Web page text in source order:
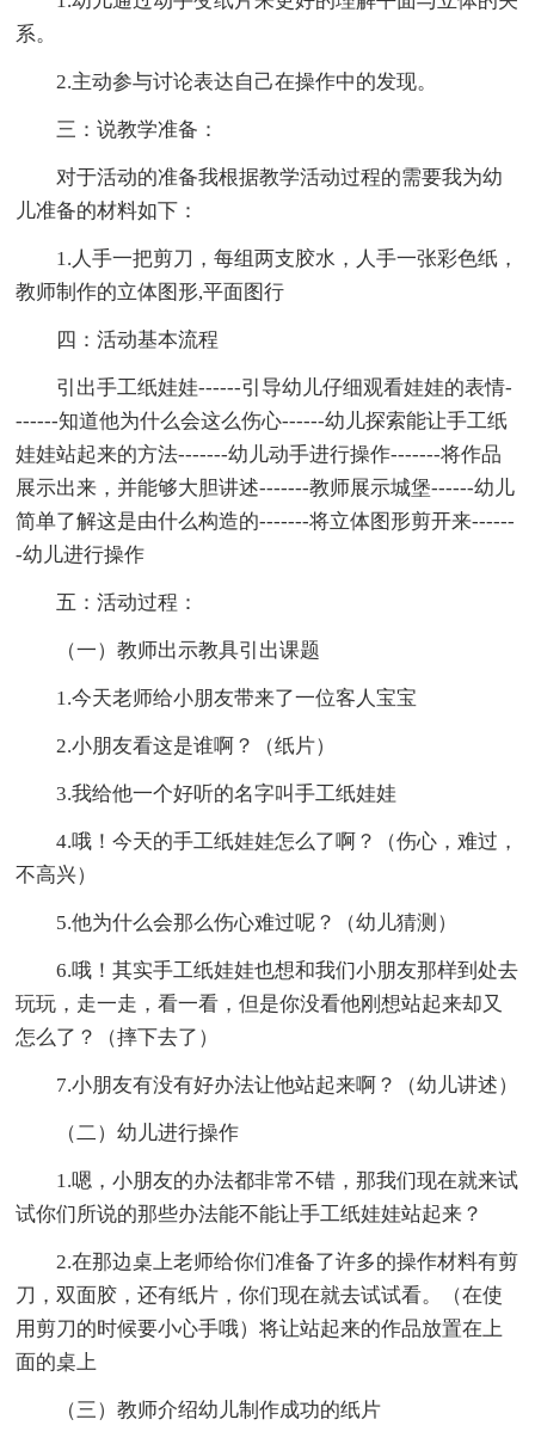
系。
2.主动参与讨论表达自己在操作中的发现。
三：说教学准备：
对于活动的准备我根据教学活动过程的需要我为幼
儿准备的材料如下：
1.人手一把剪刀，每组两支胶水，人手一张彩色纸，
教师制作的立体图形,平面图行
四：活动基本流程
引出手工纸娃娃------引导幼儿仔细观看娃娃的表情-
------知道他为什么会这么伤心------幼儿探索能让手工纸
娃娃站起来的方法-------幼儿动手进行操作-------将作品
展示出来，并能够大胆讲述-------教师展示城堡------幼儿
简单了解这是由什么构造的-------将立体图形剪开来------
-幼儿进行操作
五：活动过程：
（一）教师出示教具引出课题
1.今天老师给小朋友带来了一位客人宝宝
2.小朋友看这是谁啊？（纸片）
3.我给他一个好听的名字叫手工纸娃娃
4.哦！今天的手工纸娃娃怎么了啊？（伤心，难过，
不高兴）
5.他为什么会那么伤心难过呢？（幼儿猜测）
6.哦！其实手工纸娃娃也想和我们小朋友那样到处去
玩玩，走一走，看一看，但是你没看他刚想站起来却又
怎么了？（摔下去了）
7.小朋友有没有好办法让他站起来啊？（幼儿讲述）
（二）幼儿进行操作
1.嗯，小朋友的办法都非常不错，那我们现在就来试
试你们所说的那些办法能不能让手工纸娃娃站起来？
2.在那边桌上老师给你们准备了许多的操作材料有剪
刀，双面胶，还有纸片，你们现在就去试试看。（在使
用剪刀的时候要小心手哦）将让站起来的作品放置在上
面的桌上
（三）教师介绍幼儿制作成功的纸片